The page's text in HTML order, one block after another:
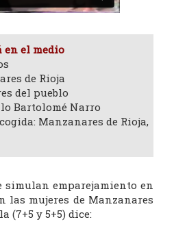
en el medio
de Rioja
del pueblo
Bartolomé Narro
Manzanares de Rioja,
simulan emparejamiento en
las mujeres de Manzanares
(7+5 y 5+5) dice: